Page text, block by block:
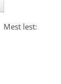
Mest lest: